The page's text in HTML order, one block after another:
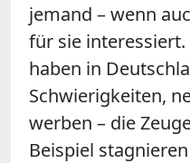
jemand – wenn
für sie interessiert.
haben in
Schwierigkeiten,
werben – die
Beispiel